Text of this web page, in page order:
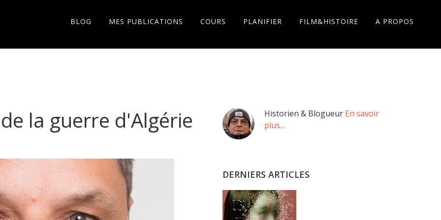
BLOG MES PUBLICATIONS COURS PLANIFIER FILM&HISTOIRE A PROPOS
la guerre d'Algérie
Barre
latérale
Historien & Blogueur En savoir
plus…
DERNIERS ARTICLES